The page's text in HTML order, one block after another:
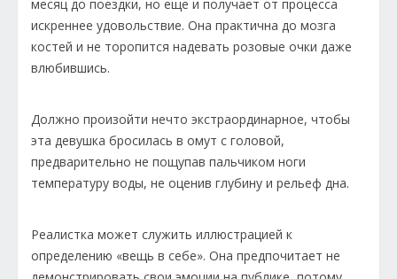
месяц до поездки, но еще и получает от процесса
искреннее удовольствие. Она практична до мозга
костей и не торопится надевать розовые очки даже
влюбившись.
Должно произойти нечто экстраординарное, чтобы
эта девушка бросилась в омут с головой,
предварительно не пощупав пальчиком ноги
температуру воды, не оценив глубину и рельеф дна.
Реалистка может служить иллюстрацией к
определению «вещь в себе». Она предпочитает не